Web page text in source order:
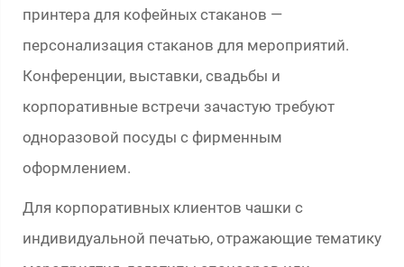
принтера для кофейных стаканов —
персонализация стаканов для мероприятий.
Конференции, выставки, свадьбы и
корпоративные встречи зачастую требуют
одноразовой посуды с фирменным
оформлением.
Для корпоративных клиентов чашки с
индивидуальной печатью, отражающие тематику